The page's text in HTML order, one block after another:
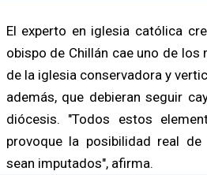
El experto en iglesia católica
obispo de Chillán cae uno de
de la iglesia conservadora y
además, que debieran seguir
diócesis. "Todos estos
provoque la posibilidad real
sean imputados", afirma.